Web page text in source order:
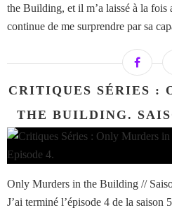
the Building, et il m’a laissé à la fois
continue de me surprendre par sa
CRITIQUES SÉRIES :
THE BUILDING.
Only Murders in the Building //
J’ai terminé l’épisode 4 de la